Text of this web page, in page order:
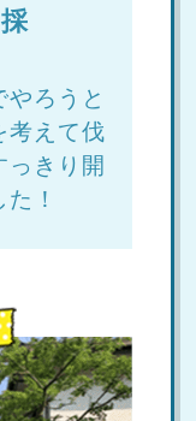
ろうと
考えて伐
っきり開
！